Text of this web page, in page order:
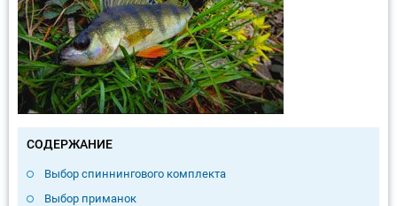
СОДЕРЖАНИЕ
Выбор спиннингового комплекта
Выбор приманок